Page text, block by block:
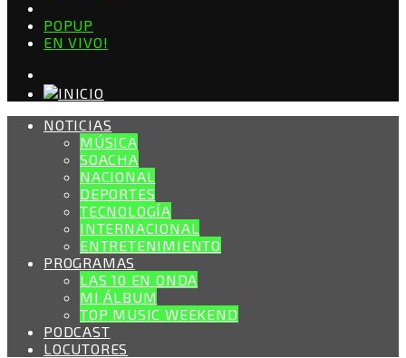
POPUP
EN VIVO!
NOTICIAS
MÚSICA
SOACHA
NACIONAL
DEPORTES
TECNOLOGÍA
INTERNACIONAL
ENTRETENIMIENTO
PROGRAMAS
LAS 10 EN ONDA
MI ÁLBUM
TOP MUSIC WEEKEND
PODCAST
LOCUTORES